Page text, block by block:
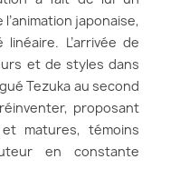
japonaise,
L’arrivée de
et de styles dans
Tezuka au second
proposant
matures, témoins
en constante